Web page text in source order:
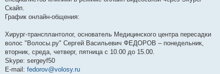
Скайп.
График онлайн-общения:
Хирург-трансплантолог, основатель Медицинского центра пересадки
волос "Волосы.ру" Сергей Васильевич ФЕДОРОВ – понедельник,
вторник, среда, четверг, пятница с 10.00 до 15.00.
Skype: sergeyf50
E-mail: fedorov@volosy.ru